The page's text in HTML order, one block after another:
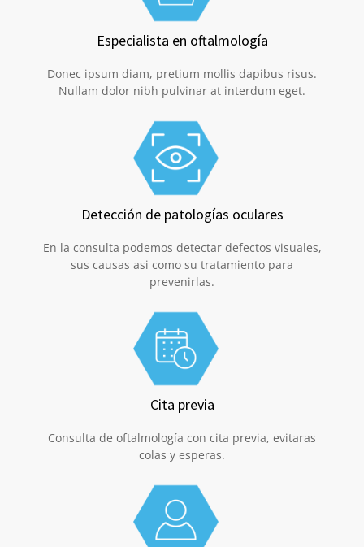
Especialista en oftalmología
Donec ipsum diam, pretium mollis dapibus risus.
Nullam dolor nibh pulvinar at interdum eget.
Detección de patologías oculares
En la consulta podemos detectar defectos visuales,
sus causas asi como su tratamiento para
prevenirlas.
Cita previa
Consulta de oftalmología con cita previa, evitaras
colas y esperas.